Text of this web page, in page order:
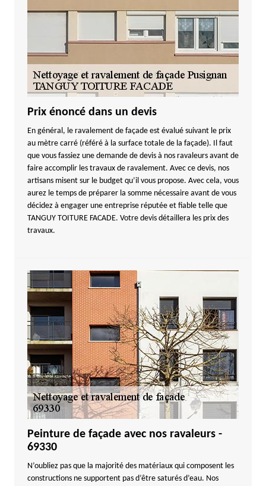
Prix énoncé dans un devis
En général, le ravalement de façade est évalué suivant le prix
au mètre carré (référé à la surface totale de la façade). Il faut
que vous fassiez une demande de devis à nos ravaleurs avant de
faire accomplir les travaux de ravalement. Avec ce devis, nos
artisans misent sur le budget qu’il vous propose. Avec cela, vous
aurez le temps de préparer la somme nécessaire avant de vous
décidez à engager une entreprise réputée et fiable telle que
TANGUY TOITURE FACADE. Votre devis détaillera les prix des
travaux.
Peinture de façade avec nos ravaleurs -
69330
N’oubliez pas que la majorité des matériaux qui composent les
constructions ne supportent pas d’être saturés d’eau. Nos